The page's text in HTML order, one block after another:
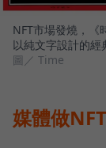
NFT市場發燒，《
以純文字設計的經
圖／ Time
媒體做